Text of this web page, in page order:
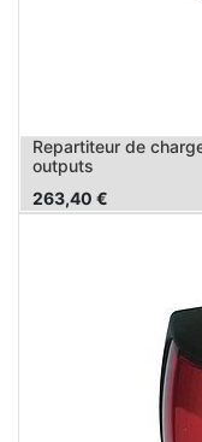
Repartiteur de
outputs
263,40 €